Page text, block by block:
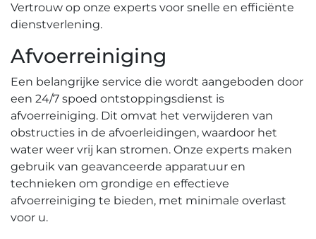
Vertrouw op onze experts voor snelle en efficiënte
dienstverlening.​
Afvoerreiniging
Een belangrijke service die wordt aangeboden door
een 24/7 spoed ontstoppingsdienst is
afvoerreiniging.​ Dit omvat het verwijderen van
obstructies in de afvoerleidingen, waardoor het
water weer vrij kan stromen.​ Onze experts maken
gebruik van geavanceerde apparatuur en
technieken om grondige en effectieve
afvoerreiniging te bieden, met minimale overlast
voor u.​